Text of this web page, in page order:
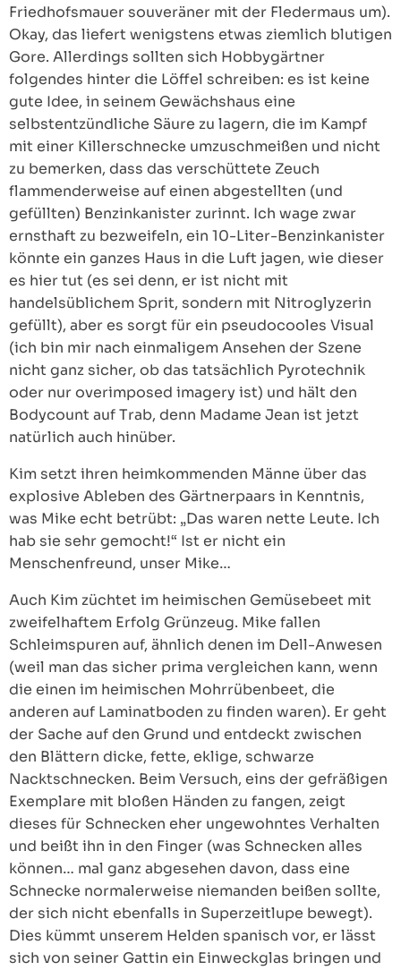
Friedhofsmauer souveräner mit der Fledermaus um).
Okay, das liefert wenigstens etwas ziemlich blutigen
Gore. Allerdings sollten sich Hobbygärtner
folgendes hinter die Löffel schreiben: es ist keine
gute Idee, in seinem Gewächshaus eine
selbstentzündliche Säure zu lagern, die im Kampf
mit einer Killerschnecke umzuschmeißen und nicht
zu bemerken, dass das verschüttete Zeuch
flammenderweise auf einen abgestellten (und
gefüllten) Benzinkanister zurinnt. Ich wage zwar
ernsthaft zu bezweifeln, ein 10-Liter-Benzinkanister
könnte ein ganzes Haus in die Luft jagen, wie dieser
es hier tut (es sei denn, er ist nicht mit
handelsüblichem Sprit, sondern mit Nitroglyzerin
gefüllt), aber es sorgt für ein pseudocooles Visual
(ich bin mir nach einmaligem Ansehen der Szene
nicht ganz sicher, ob das tatsächlich Pyrotechnik
oder nur overimposed imagery ist) und hält den
Bodycount auf Trab, denn Madame Jean ist jetzt
natürlich auch hinüber.
Kim setzt ihren heimkommenden Männe über das
explosive Ableben des Gärtnerpaars in Kenntnis,
was Mike echt betrübt: „Das waren nette Leute. Ich
hab sie sehr gemocht!“ Ist er nicht ein
Menschenfreund, unser Mike…
Auch Kim züchtet im heimischen Gemüsebeet mit
zweifelhaftem Erfolg Grünzeug. Mike fallen
Schleimspuren auf, ähnlich denen im Dell-Anwesen
(weil man das sicher prima vergleichen kann, wenn
die einen im heimischen Mohrrübenbeet, die
anderen auf Laminatboden zu finden waren). Er geht
der Sache auf den Grund und entdeckt zwischen
den Blättern dicke, fette, eklige, schwarze
Nacktschnecken. Beim Versuch, eins der gefräßigen
Exemplare mit bloßen Händen zu fangen, zeigt
dieses für Schnecken eher ungewohntes Verhalten
und beißt ihn in den Finger (was Schnecken alles
können… mal ganz abgesehen davon, dass eine
Schnecke normalerweise niemanden beißen sollte,
der sich nicht ebenfalls in Superzeitlupe bewegt).
Dies kümmt unserem Helden spanisch vor, er lässt
sich von seiner Gattin ein Einweckglas bringen und